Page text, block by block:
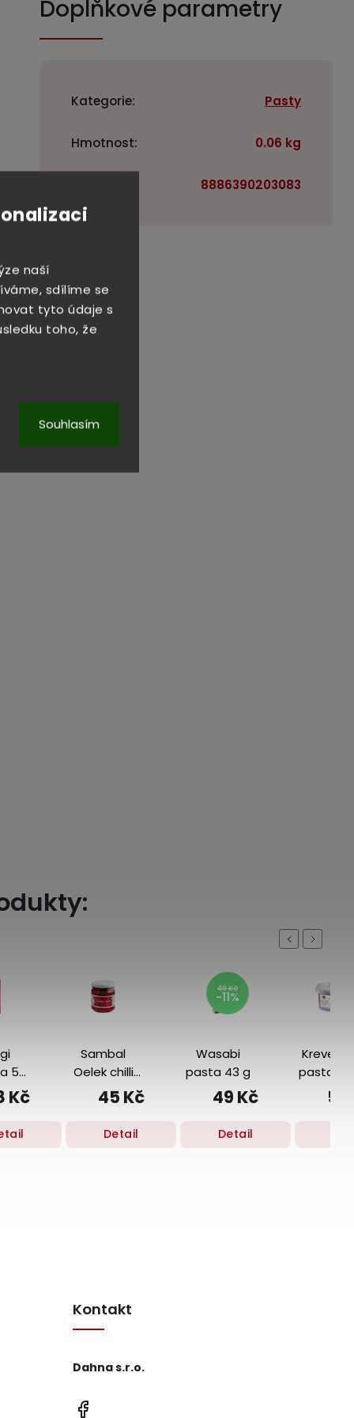
naší
sdílíme se
tyto údaje s
toho, že
Souhlasím
Doplňkové parametry
Kategorie: Pasty
Hmotnost: 0.06 kg
8886390203083
Previous
50
Kč
Sambal
Oelek chilli
pasta 200 g
45 Kč
Detail
49 Kč
-11%
Wasabi
pasta 43 g
49 Kč
Detail
pasta
59
Next
Kontakt
Dahna s.r.o.